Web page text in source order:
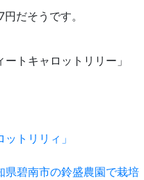
だそうです。
トキャロットリリー」
トリリィ」
県碧南市の鈴盛農園で栽培